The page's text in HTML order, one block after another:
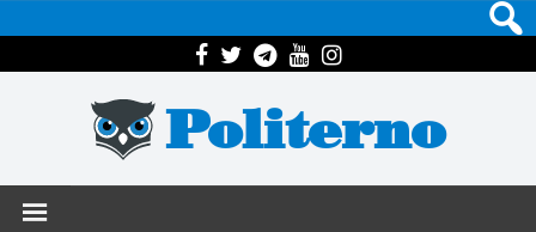
Politerno